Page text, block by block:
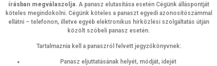
írásban megválaszolja. A panasz elutasítása esetén Cégünk álláspontját
köteles megindokolni. Cégünk köteles a panaszt egyedi azonosítószámmal
ellátni – telefonon, illetve egyéb elektronikus hírközlési szolgáltatás útján
közölt szóbeli panasz esetén.
Tartalmaznia kell a panaszról felvett jegyzőkönyvnek:
Panasz eljuttatásának helyét, módját, idejét